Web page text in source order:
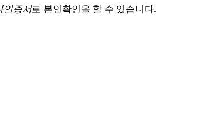
인증서로 본인확인을 할 수 있습니다.